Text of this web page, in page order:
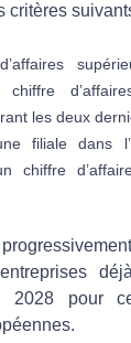
critères
chiffre
les deux
filiale dans
chiffre
2028 pour